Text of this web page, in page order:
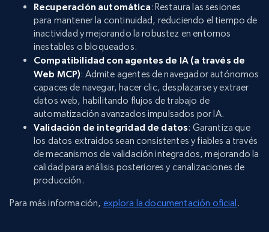
Recuperación automática: Restaura las sesiones
para mantener la continuidad, reduciendo el tiempo de
inactividad y mejorando la robustez en entornos
inestables o bloqueados.
Compatibilidad con agentes de IA (a través de
Web MCP): Admite agentes de navegador autónomos
capaces de navegar, hacer clic, desplazarse y extraer
datos web, habilitando flujos de trabajo de
automatización avanzados impulsados por IA.
Validación de integridad de datos: Garantiza que
los datos extraídos sean consistentes y fiables a través
de mecanismos de validación integrados, mejorando la
calidad para análisis posteriores y canalizaciones de
producción.
Para más información, explora la documentación oficial .